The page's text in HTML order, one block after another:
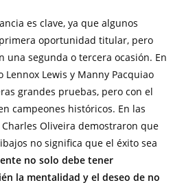
es clave, ya que algunos
oportunidad titular, pero
una segunda o tercera ocasión. En
Lennox Lewis y Manny Pacquiao
grandes pruebas, pero con el
campeones históricos. En las
Oliveira demostraron que
no significa que el éxito sea
no solo debe tener
la mentalidad y el deseo de no